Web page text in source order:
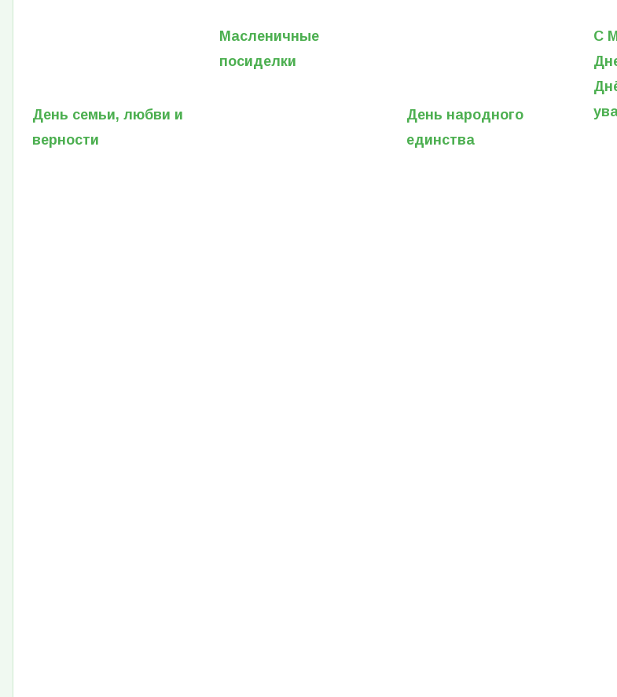
День семьи, любви и
верности
Масленичные
посиделки
День народного
единства
С